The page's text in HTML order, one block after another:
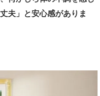
夫」と安心感がありま